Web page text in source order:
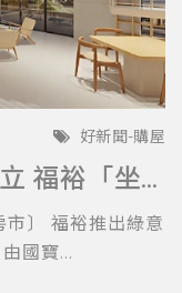
好新聞-購屋
沙崙國際高級中等學校設立 福裕「坐忘林」擁科技與教育加持
〕 福裕推出綠意
國寶...